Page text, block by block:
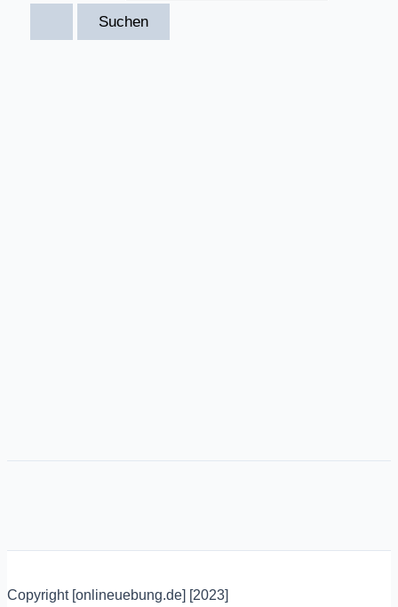
Copyright [onlineuebung.de] [2023]